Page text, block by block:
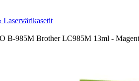
Laservärikasetit
B-985M Brother LC985M 13ml -